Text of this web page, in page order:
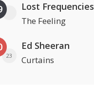
Lost Frequencies
The Feeling
23
Ed Sheeran
Curtains